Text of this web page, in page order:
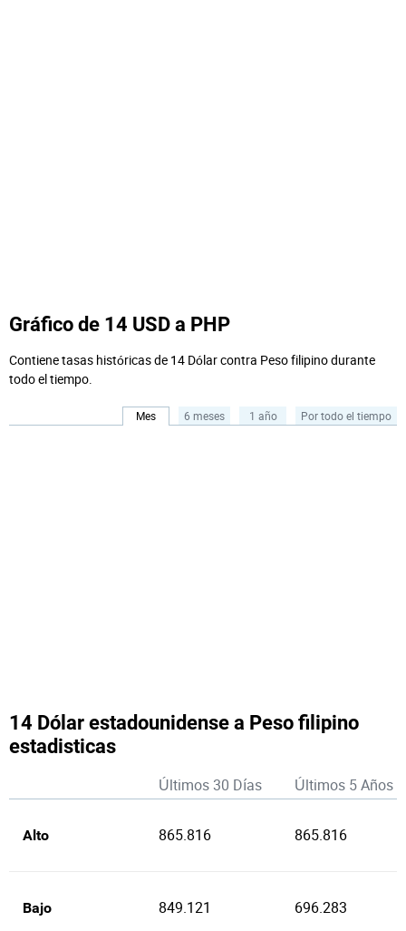
Gráfico de 14 USD a PHP
Contiene tasas históricas de 14 Dólar contra Peso filipino durante
todo el tiempo.
Mes 6 meses 1 año Por todo el tiempo
14 Dólar estadounidense a Peso filipino
estadisticas
Últimos 30 Días Últimos 5 Años
Alto 865.816 865.816
Bajo 849.121 696.283